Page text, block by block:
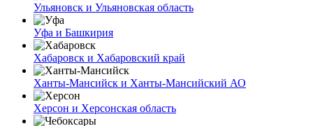
Ульяновск и Ульяновская область
Уфа и Башкирия
Хабаровск и Хабаровский край
Ханты-Мансийск и Ханты-Мансийский АО
Херсон и Херсонская область